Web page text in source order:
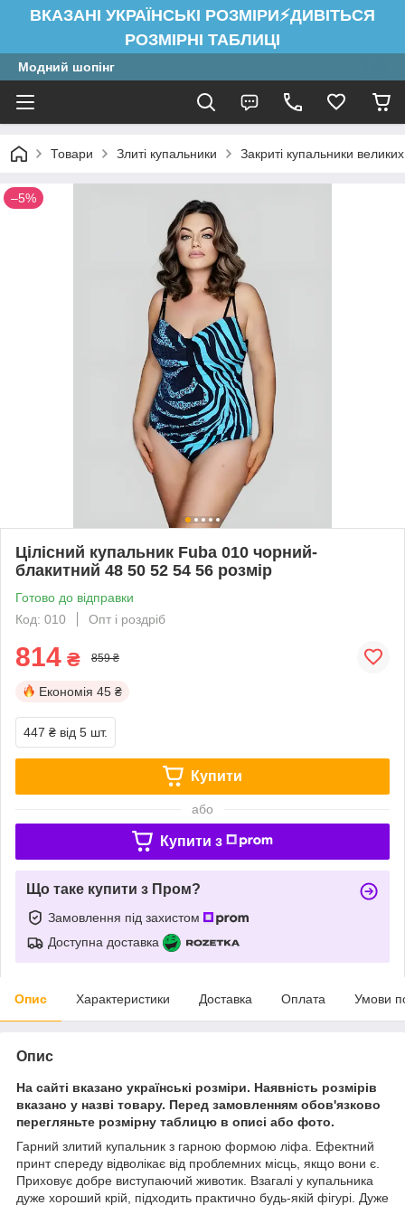
ВКАЗАНІ УКРАЇНСЬКІ РОЗМІРИ⚡ДИВІТЬСЯ
РОЗМІРНІ ТАБЛИЦІ
Модний шопінг
Товари Злиті купальники Закриті купальники великих
–5%
Цілісний купальник Fuba 010 чорний-
блакитний 48 50 52 54 56 розмір
Готово до відправки
Код: 010
Опт і роздріб
814 ₴ 859 ₴
Економія 45 ₴
447 ₴ від 5 шт.
Купити
або
Купити з
Що таке купити з Пром?
Замовлення під захистом
Доступна доставка
Опис Характеристики Доставка Оплата Умови
Опис
На сайті вказано українські розміри. Наявність розмірів
вказано у назві товару. Перед замовленням обов'язково
перегляньте розмірну таблицю в описі або фото.
Гарний злитий купальник з гарною формою ліфа. Ефектний
принт спереду відволікає від проблемних місць, якщо вони є.
Приховує добре виступаючий животик. Взагалі у купальника
дуже хороший крій, підходить практично будь-якій фігурі. Дуже